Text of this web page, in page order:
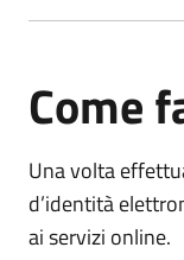
Come
Una volta
d’identità
ai servizi online.